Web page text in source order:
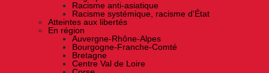
Racisme anti-asiatique
Racisme systémique, racisme d'État
Atteintes aux libertés
En région
Auvergne-Rhône-Alpes
Bourgogne-Franche-Comté
Bretagne
Centre Val de Loire